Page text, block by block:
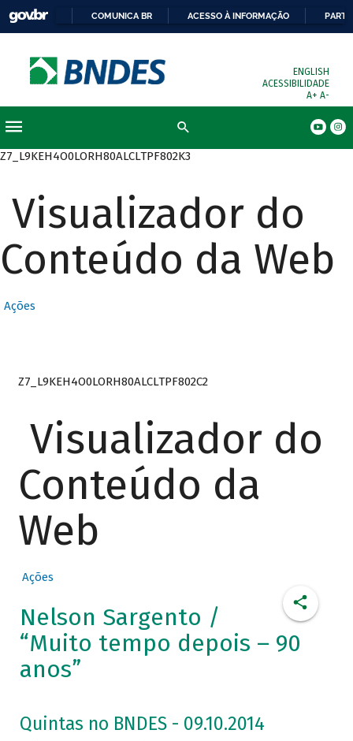
COMUNICA BR ACESSO À INFORMAÇÃO
ENGLISH
ACESSIBILIDADE
A+ A-
Z7_L9KEH4O0LORH80ALCLTPF802K3
Visualizador do
Conteúdo da Web
Ações
Z7_L9KEH4O0LORH80ALCLTPF802C2
Visualizador do
Conteúdo da
Web
Ações
Nelson Sargento /
“Muito tempo depois – 90
anos”
Quintas no BNDES - 09.10.2014